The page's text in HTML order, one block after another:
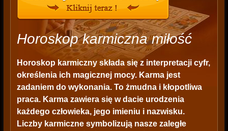
Horoskop karmiczna miłość
Horoskop karmiczny składa się z interpretacji cyfr,
określenia ich magicznej mocy. Karma jest
zadaniem do wykonania. To żmudna i kłopotliwa
praca. Karma zawiera się w dacie urodzenia
każdego człowieka, jego imieniu i nazwisku.
Liczby karmiczne symbolizują nasze zaległe